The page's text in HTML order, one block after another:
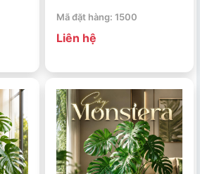
Mã đặt hàng: 1500
Liên hệ